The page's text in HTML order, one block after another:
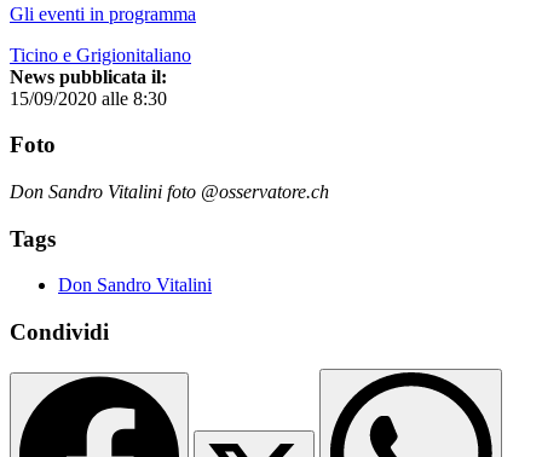
Gli eventi in programma
Ticino e Grigionitaliano
News pubblicata il:
15/09/2020 alle 8:30
Foto
Don Sandro Vitalini foto @osservatore.ch
Tags
Don Sandro Vitalini
Condividi